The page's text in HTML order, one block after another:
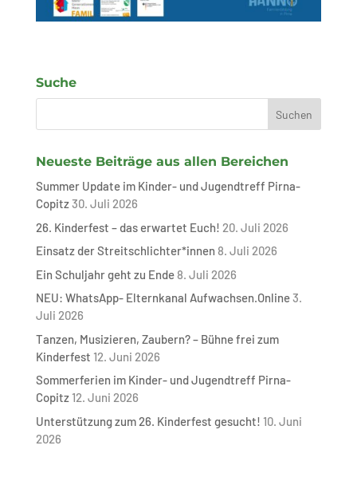
Suche
Neueste Beiträge aus allen Bereichen
Summer Update im Kinder- und Jugendtreff Pirna-
Copitz30. Juli 2026
26. Kinderfest – das erwartet Euch! 20. Juli 2026
Einsatz der Streitschlichter*innen 8. Juli 2026
Ein Schuljahr geht zu Ende 8. Juli 2026
NEU: WhatsApp- Elternkanal Aufwachsen.Online3.
Juli 2026
Tanzen, Musizieren, Zaubern? – Bühne frei zum
Kinderfest 12. Juni 2026
Sommerferien im Kinder- und Jugendtreff Pirna-
Copitz12. Juni 2026
Unterstützung zum 26. Kinderfest gesucht! 10. Juni
2026